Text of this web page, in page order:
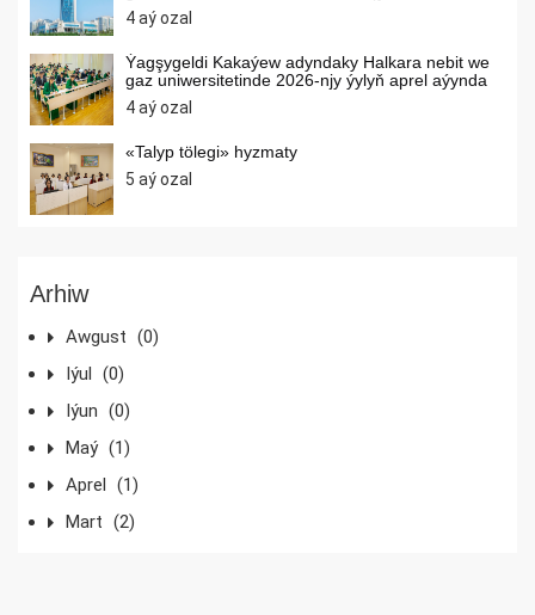
internet olimpiadasy geçirilýär
4 aý ozal
Ýagşygeldi Kakaýew adyndaky Halkara nebit we
gaz uniwersitetinde 2026-njy ýylyň aprel aýynda
umumybilim berýän orta mekdepleriň
okuwçylarynyň arasynda matematika, himiýa,
geçirilýär
4 aý ozal
«Talyp tölegi» hyzmaty
5 aý ozal
Arhiw
Awgust (0)
Iýul (0)
Iýun (0)
Maý (1)
Aprel (1)
Mart (2)